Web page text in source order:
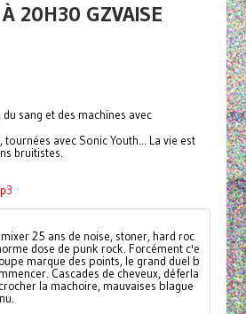
20H30 GZVAISE
sang et des machines avec
tournées avec Sonic Youth... La vie est
bruitistes.
25 ans de noise, stoner, hard roc
dose de punk rock. Forcément c'e
marque des points, le grand duel b
Cascades de cheveux, déferla
la machoire, mauvaises blague